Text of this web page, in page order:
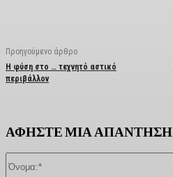
Προηγούμενο άρθρο
Η φύση στο … τεχνητό αστικό
περιβάλλον
ΑΦΗΣΤΕ ΜΙΑ ΑΠΑΝΤΗΣΗ